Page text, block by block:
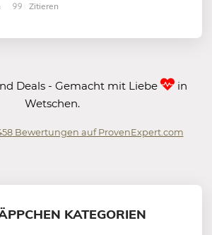
Zitieren
Deals - Gemacht mit Liebe
in
Wetschen.
Bewertungen auf ProvenExpert.com
KATEGORIEN